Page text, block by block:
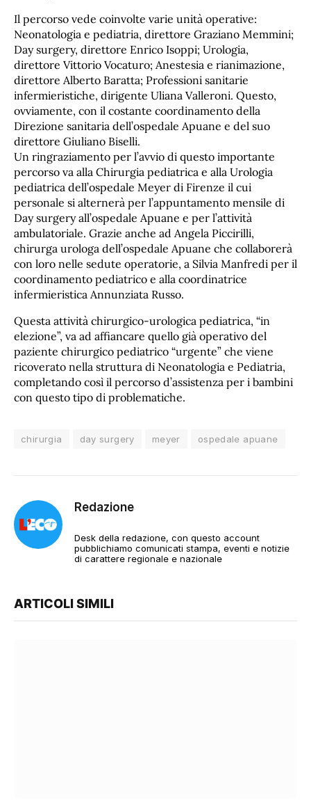
Il percorso vede coinvolte varie unità operative:
Neonatologia e pediatria, direttore Graziano Memmini;
Day surgery, direttore Enrico Isoppi; Urologia,
direttore Vittorio Vocaturo; Anestesia e rianimazione,
direttore Alberto Baratta; Professioni sanitarie
infermieristiche, dirigente Uliana Valleroni. Questo,
ovviamente, con il costante coordinamento della
Direzione sanitaria dell’ospedale Apuane e del suo
direttore Giuliano Biselli.
Un ringraziamento per l’avvio di questo importante
percorso va alla Chirurgia pediatrica e alla Urologia
pediatrica dell’ospedale Meyer di Firenze il cui
personale si alternerà per l’appuntamento mensile di
Day surgery all’ospedale Apuane e per l’attività
ambulatoriale. Grazie anche ad Angela Piccirilli,
chirurga urologa dell’ospedale Apuane che collaborerà
con loro nelle sedute operatorie, a Silvia Manfredi per il
coordinamento pediatrico e alla coordinatrice
infermieristica Annunziata Russo.
Questa attività chirurgico-urologica pediatrica, “in
elezione”, va ad affiancare quello già operativo del
paziente chirurgico pediatrico “urgente” che viene
ricoverato nella struttura di Neonatologia e Pediatria,
completando così il percorso d’assistenza per i bambini
con questo tipo di problematiche.
chirurgia day surgery meyer ospedale apuane
Redazione
Desk della redazione, con questo account
pubblichiamo comunicati stampa, eventi e notizie
di carattere regionale e nazionale
ARTICOLI SIMILI